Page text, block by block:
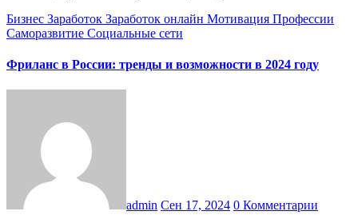
Бизнес Заработок Заработок онлайн Мотивация Профессии
Саморазвитие Социальные сети
Фриланс в России: тренды и возможности в 2024 году
admin Сен 17, 2024 0 Комментарии